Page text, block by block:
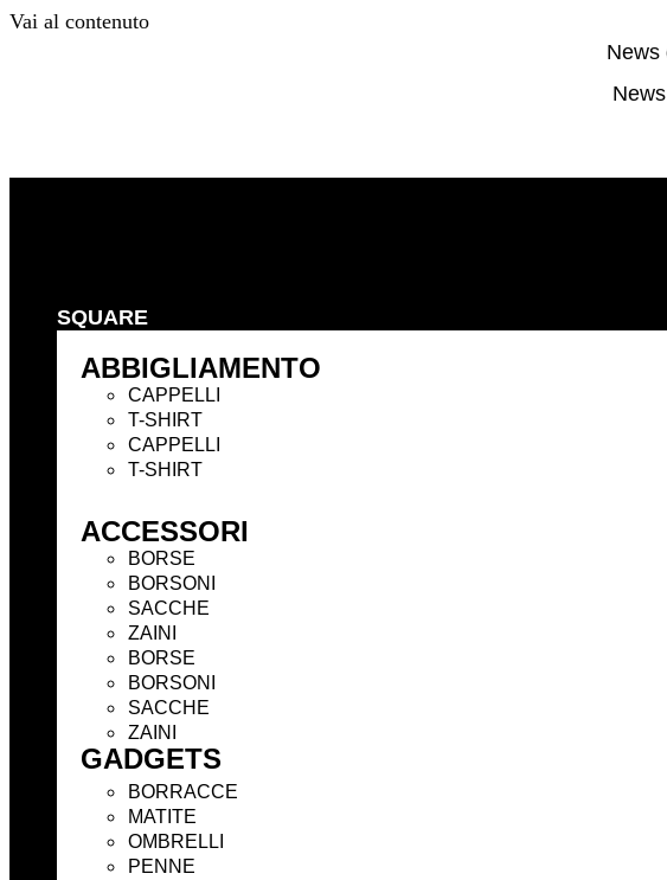
Vai al contenuto
News
SQUARE
ABBIGLIAMENTO
CAPPELLI
T-SHIRT
CAPPELLI
T-SHIRT
ACCESSORI
BORSE
BORSONI
SACCHE
ZAINI
BORSE
BORSONI
SACCHE
ZAINI
GADGETS
BORRACCE
MATITE
OMBRELLI
PENNE